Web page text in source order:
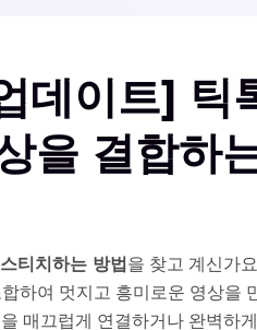
데이트] 틱
을 결합하
티치하는 방법 을 찾고 계신가
하여 멋지고 흥미로운 영상을
매끄럽게 연결하거나 완벽하